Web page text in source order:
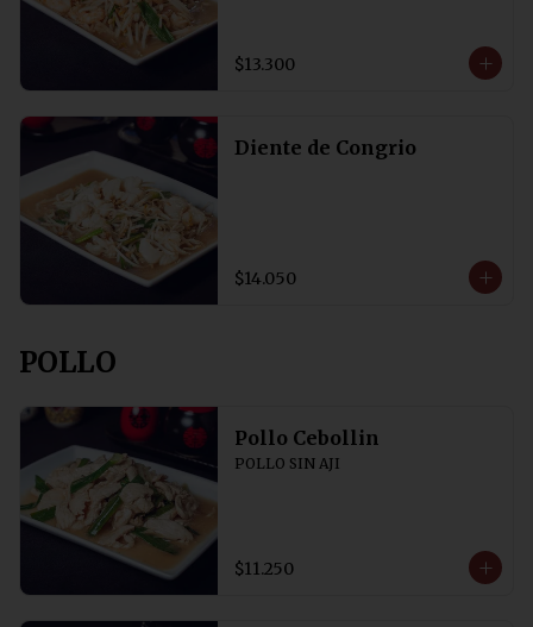
$13.300
Diente de Congrio
$14.050
POLLO
Pollo Cebollin
POLLO SIN AJI
$11.250